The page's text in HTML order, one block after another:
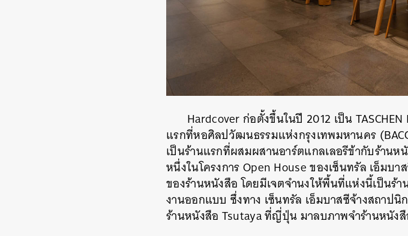
Hardcover ก่อตั้งขึ้นในปี 2012 เป็น
แรกที่หอศิลปวัฒนธรรมแห่งกรุงเทพมหานคร
เป็นร้านแรกที่ผสมผสานอาร์​ตแกลเลอรีข้ากับร้านห
หนึ่งในโครงการ Open House ของเซ็นทรัล เอ็มบ
ของร้านหนังสือ โดยมีเจตจำนงให้พื้นที่แห่งนี้เป็นร้
งานออกแบบ ซึ่งทาง เซ็นทรัล เอ็มบาสซีจ้างสถา
ร้านหนังสือ Tsutaya ที่ญี่ปุ่น มาลบภาพจำร้านหนัง